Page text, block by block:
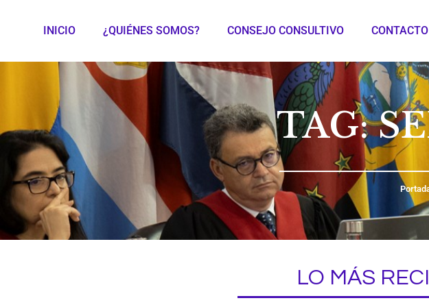
INICIO ¿QUIÉNES SOMOS? CONSEJO CONSULTIVO CONTACTO
TAG:
LO MÁS